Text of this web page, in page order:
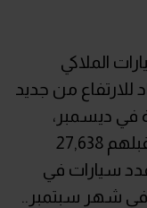
الملاكي
للارتفاع من جديد
ليسجل 21,742 سيارة في ديسمبر،
مقابل 18,867 سيارة في نوفمبر.. وقبلهم 27,638
سيارات في
18,835 سيارة في شهر سبتمبر..